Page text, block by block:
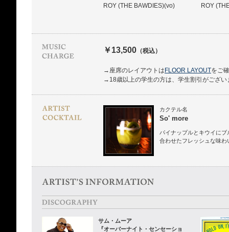
ROY (THE BAWDIES)(vo) ROY
￥13,500 （税込）
→座席のレイアウトは FLOOR LAYOUTをご
→18歳以上の学生の方は、学生割引がござい
カクテル名
So' more
パイナップルとキウイに
合わせたフレッシュな味わ
サム・ムーア
『オーバーナイト・センセーショ